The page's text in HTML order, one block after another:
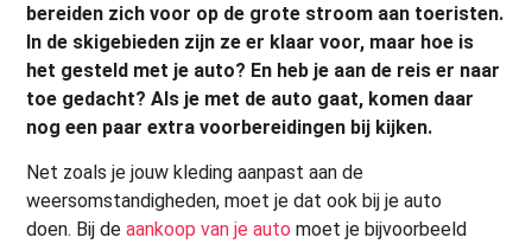
bereiden zich voor op de grote stroom aan toeristen.
In de skigebieden zijn ze er klaar voor, maar hoe is
het gesteld met je auto? En heb je aan de reis er naar
toe gedacht? Als je met de auto gaat, komen daar
nog een paar extra voorbereidingen bij kijken.
Net zoals je jouw kleding aanpast aan de
weersomstandigheden, moet je dat ook bij je auto
doen. Bij deaankoop van je auto moet je bijvoorbeeld